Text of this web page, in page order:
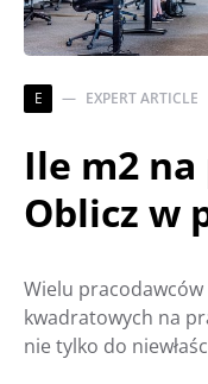
E EXPERT ARTICLE
Ile m2
Oblicz w
Wielu
kwadratowych na
nie tylko do